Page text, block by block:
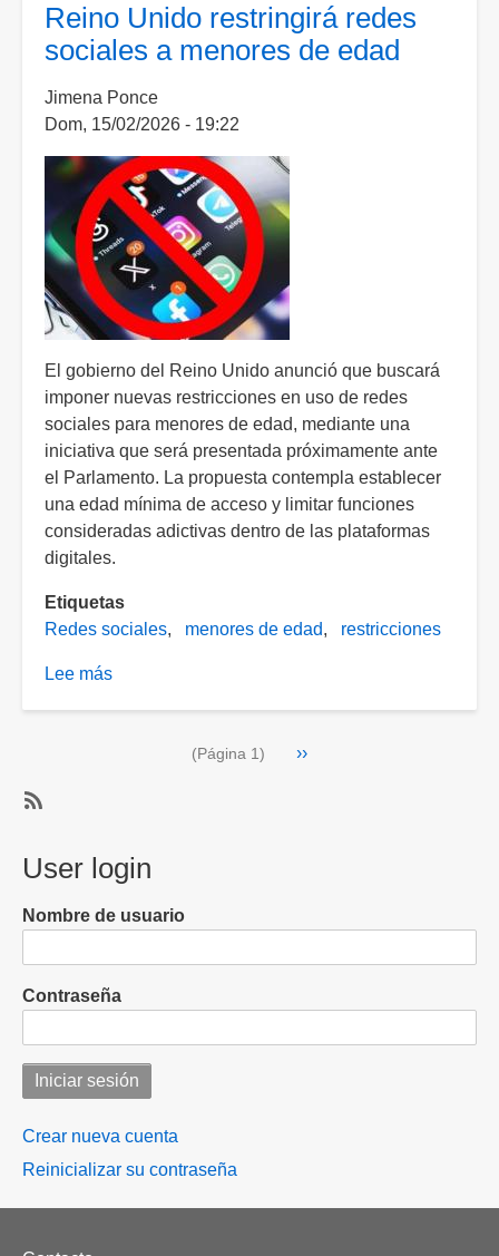
juicio
por
adicción
a
redes
sociales
Reino Unido restringirá redes
sociales a menores de edad
Jimena Ponce
Dom, 15/02/2026 - 19:22
El gobierno del Reino Unido anunció que buscará
imponer nuevas restricciones en uso de redes
sociales para menores de edad, mediante una
iniciativa que será presentada próximamente ante
el Parlamento. La propuesta contempla establecer
una edad mínima de acceso y limitar funciones
consideradas adictivas dentro de las plataformas
digitales.
Etiquetas
Redes sociales
menores de edad restricciones
Lee más
menores
de
edad
(Página 1)
Siguiente
››
a
Redes
sociales
User login
Nombre de usuario
Contraseña
Crear nueva cuenta
Reinicializar su contraseña
Footer